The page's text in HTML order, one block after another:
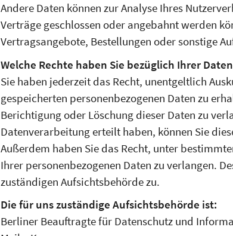
Andere Daten können zur Analyse Ihres
Verträge geschlossen oder angebahnt werden
Vertragsangebote, Bestellungen oder sonstige
Welche Rechte haben Sie bezüglich Ihrer
Sie haben jederzeit das Recht, unentgeltlich
gespeicherten personenbezogenen Daten zu
Berichtigung oder Löschung dieser Daten zu
Datenverarbeitung erteilt haben, können Sie
Außerdem haben Sie das Recht, unter
Ihrer personenbezogenen Daten zu verlangen.
zuständigen Aufsichtsbehörde zu.
Die für uns zuständige Aufsichtsbehörde ist:
Berliner Beauftragte für Datenschutz und